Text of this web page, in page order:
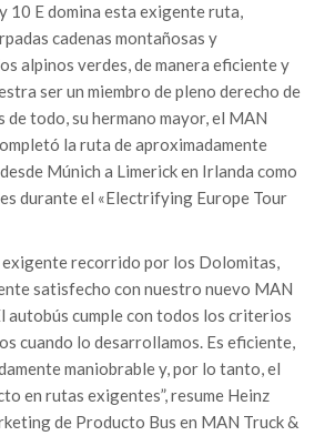
10 E domina esta exigente ruta,
cadenas montañosas y
alpinos verdes, de manera eficiente y
ser un miembro de pleno derecho de
de todo, su hermano mayor, el MAN
la ruta de aproximadamente
Múnich a Limerick en Irlanda como
durante el «Electrifying Europe Tour
exigente recorrido por los Dolomitas,
satisfecho con nuestro nuevo MAN
autobús cumple con todos los criterios
cuando lo desarrollamos. Es eficiente,
maniobrable y, por lo tanto, el
en rutas exigentes”, resume Heinz
de Producto Bus en MAN Truck &